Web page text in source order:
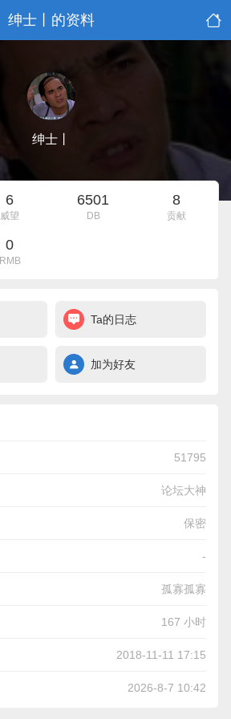
绅士丨的资料
绅士丨
6
威望
6501
DB
8
贡献
0
RMB
Ta的日志
加为好友
51795
论坛大神
保密
-
孤寡孤寡
167 小时
2018-11-11 17:15
2026-8-7 10:42